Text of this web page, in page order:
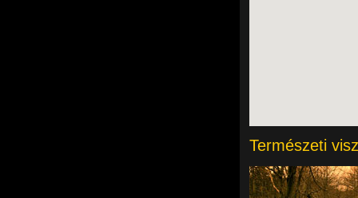
Természeti